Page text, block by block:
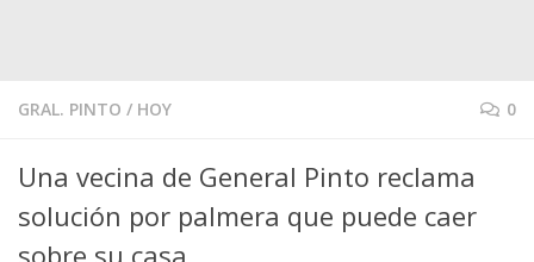
GRAL. PINTO / HOY 0
Una vecina de General Pinto reclama
solución por palmera que puede caer
sobre su casa